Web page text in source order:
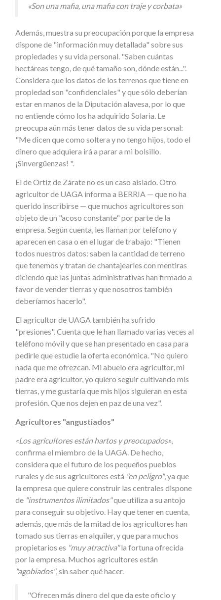
«Son una mafia, una mafia con traje y corbata»
Además, muestra su preocupación porque la empresa
dispone de "información muy detallada" sobre sus
propiedades y su vida personal. "Saben cuántas
hectáreas tengo, de qué tamaño son, dónde están...".
Considera que los datos de los terrenos que tiene en
propiedad son "confidenciales" y que sólo deberían
estar en manos de la Diputación alavesa, por lo que
no entiende cómo los ha adquirido Solaria. Le
preocupa aún más tener datos de su vida personal:
"Me dicen que como soltera y no tengo hijos, todo el
dinero que adquiera irá a parar a mi bolsillo.
¡Sinvergüenzas! ".
El de Ortiz de Zárate no es un caso aislado. Otro
agricultor de UAGA informa a BERRIA — que no ha
querido inscribirse — que muchos agricultores son
objeto de un "acoso constante" por parte de la
empresa. Según cuenta, les llaman por teléfono y
aparecen en casa o en el lugar de trabajo: "Tienen
todos nuestros datos: saben la cantidad de terreno
que tenemos y tratan de chantajearles con mentiras
diciendo que las juntas administrativas han firmado a
favor de vender tierras y que nosotros también
deberíamos hacerlo".
El agricultor de UAGA también ha sufrido
"presiones". Cuenta que le han llamado varias veces al
teléfono móvil y que se han presentado en casa para
pedirle que estudie la oferta económica. "No quiero
nada que me ofrezcan. Mi abuelo era agricultor, mi
padre era agricultor, yo quiero seguir cultivando mis
tierras, y me gustaría que mis hijos siguieran en esta
profesión. Que nos dejen en paz de una vez".
Agricultores "angustiados"
«Los agricultores están hartos y preocupados»,
confirma el miembro de la UAGA. De hecho,
considera que el futuro de los pequeños pueblos
rurales y de sus agricultores está "en peligro", ya que
la empresa que quiere construir las centrales dispone
de "instrumentos ilimitados"que utiliza a su antojo
para conseguir su objetivo. Hay que tener en cuenta,
además, que más de la mitad de los agricultores han
tomado sus tierras en alquiler, y que para muchos
propietarios es "muy atractiva"la fortuna ofrecida
por la empresa. Muchos agricultores están
"agobiados", sin saber qué hacer.
"Ofrecen más dinero del que da este oficio y